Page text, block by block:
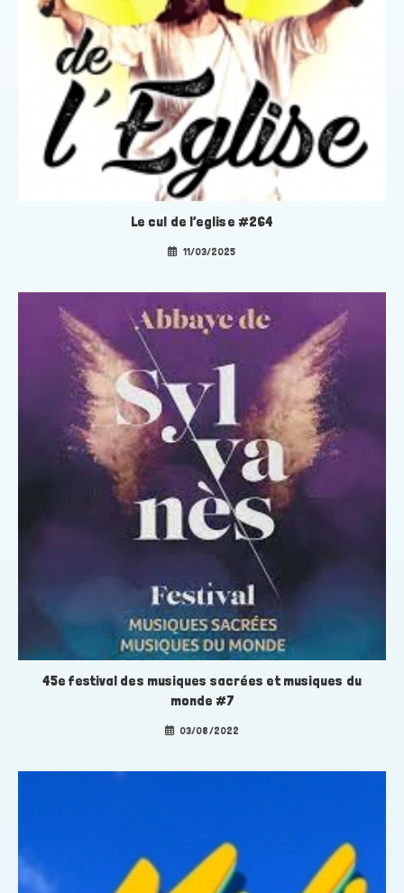
Le cul de l’eglise #264
11/03/2025
45e festival des musiques sacrées et musiques du
monde #7
03/08/2022